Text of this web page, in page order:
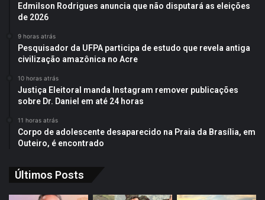
Edmilson Rodrigues anuncia que não disputará as eleições
de 2026
9 horas atrás
Pesquisador da UFPA participa de estudo que revela antiga
civilização amazônica no Acre
10 horas atrás
Justiça Eleitoral manda Instagram remover publicações
sobre Dr. Daniel em até 24 horas
11 horas atrás
Corpo de adolescente desaparecido na Praia da Brasília, em
Outeiro, é encontrado
Últimos Posts